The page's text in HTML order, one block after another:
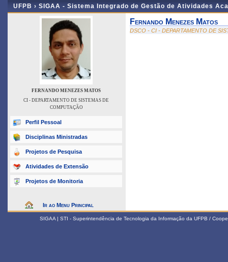
UFPB › SIGAA - Sistema Integrado de Gestão de Atividades
FERNANDO MENEZES MATOS
CI - DEPARTAMENTO DE SISTEMAS DE
COMPUTAÇÃO
Perfil Pessoal
Disciplinas Ministradas
Projetos de Pesquisa
Atividades de Extensão
Projetos de Monitoria
Ir ao Menu Principal
Fernando Menezes Matos
DSCO - CI - DEPARTAMENTO DE
SIGAA | STI - Superintendência de Tecnologia da Informação da UFPB /